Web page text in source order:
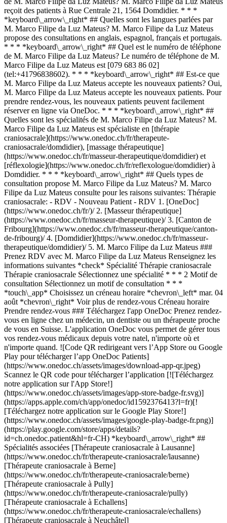
reçoit des patients à Rue Centrale 21, 1564 Domdidier. * * *
*keyboard\_arrow\_right* ## Quelles sont les langues parlées par
M. Marco Filipe da Luz Mateus? M. Marco Filipe da Luz Mateus
propose des consultations en anglais, espagnol, français et portugais.
* * * *keyboard\_arrow\_right* ## Quel est le numéro de téléphone
de M. Marco Filipe da Luz Mateus? Le numéro de téléphone de M.
Marco Filipe da Luz Mateus est [079 683 86 02]
(tel:+41796838602). * * * *keyboard\_arrow\_right* ## Est-ce que
M. Marco Filipe da Luz Mateus accepte les nouveaux patients? Oui,
M. Marco Filipe da Luz Mateus accepte les nouveaux patients. Pour
prendre rendez-vous, les nouveaux patients peuvent facilement
réserver en ligne via OneDoc. * * * *keyboard\_arrow\_right* ##
Quelles sont les spécialités de M. Marco Filipe da Luz Mateus? M.
Marco Filipe da Luz Mateus est spécialiste en [thérapie
craniosacrale](https://www.onedoc.ch/fr/therapeute-
craniosacrale/domdidier), [massage thérapeutique]
(https://www.onedoc.ch/fr/masseur-therapeutique/domdidier) et
[réflexologie](https://www.onedoc.ch/fr/reflexologue/domdidier) à
Domdidier. * * * *keyboard\_arrow\_right* ## Quels types de
consultation propose M. Marco Filipe da Luz Mateus? M. Marco
Filipe da Luz Mateus consulte pour les raisons suivantes: Thérapie
craniosacrale: - RDV - Nouveau Patient - RDV 1. [OneDoc](https://www.onedoc.ch/fr/)/ 2. [Masseur thérapeutique](https://www.onedoc.ch/fr/masseur-therapeutique)/ 3. [Canton de Fribourg](https://www.onedoc.ch/fr/masseur-therapeutique/canton-de-fribourg)/ 4. [Domdidier](https://www.onedoc.ch/fr/masseur-therapeutique/domdidier)/ 5. M. Marco Filipe da Luz Mateus ### Prenez RDV avec M. Marco Filipe da Luz Mateus Renseignez les informations suivantes *check* Spécialité Thérapie craniosacrale Thérapie craniosacrale Sélectionnez une spécialité * * * 2 Motif de consultation Sélectionnez un motif de consultation * * * *touch\_app* Choisissez un créneau horaire *chevron\_left* mar. 04 août *chevron\_right* Voir plus de rendez-vous Créneau horaire Prendre rendez-vous ### Téléchargez l'app OneDoc Prenez rendez-vous en ligne chez un médecin, un dentiste ou un thérapeute proche de vous en Suisse. L'application OneDoc vous permet de gérer tous vos rendez-vous médicaux depuis votre natel, n'importe où et n'importe quand. ![Code QR redirigeant vers l’App Store ou Google Play pour télécharger l’app OneDoc Patients](https://www.onedoc.ch/assets/images/download-app-qr.jpeg) Scannez le QR code pour télécharger l’application [![Téléchargez notre application sur l'App Store!](https://www.onedoc.ch/assets/images/app-store-badge-fr.svg)](https://apps.apple.com/ch/app/onedoc/id1592376413?l=fr)[![Téléchargez notre application sur le Google Play Store!](https://www.onedoc.ch/assets/images/google-play-badge-fr.png)](https://play.google.com/store/apps/details?id=ch.onedoc.patient&hl=fr-CH) *keyboard\_arrow\_right* ## Spécialités associées [Thérapeute craniosacrale à Lausanne](https://www.onedoc.ch/fr/therapeute-craniosacrale/lausanne)[Thérapeute craniosacrale à Berne](https://www.onedoc.ch/fr/therapeute-craniosacrale/berne)[Thérapeute craniosacrale à Pully](https://www.onedoc.ch/fr/therapeute-craniosacrale/pully)[Thérapeute craniosacrale à Echallens](https://www.onedoc.ch/fr/therapeute-craniosacrale/echallens)[Thérapeute craniosacrale à Neuchâtel](https://www.onedoc.ch/fr/therapeute-craniosacrale/neuchatel)[Thérapeute craniosacrale à Assens](https://www.onedoc.ch/fr/therapeute-craniosacrale/assens)[Thérapeute craniosacrale à Domdidier](https://www.onedoc.ch/fr/therapeute-craniosacrale/domdidier)[Masseur thérapeutique à Lausanne](https://www.onedoc.ch/fr/masseur-therapeutique/lausanne)[Masseur thérapeutique à Bulle](https://www.onedoc.ch/fr/masseur-therapeutique/bulle)[Masseur thérapeutique à Vevey](https://www.onedoc.ch/fr/masseur-therapeutique/vevey)[Masseur thérapeutique à Montreux](https://www.onedoc.ch/fr/masseur-therapeutique/montreux)[Masseur thérapeutique à Cossonay](https://www.onedoc.ch/fr/masseur-therapeutique/cossonay)[Masseur thérapeutique à Valbroye](https://www.onedoc.ch/fr/masseur-therapeutique/valbroye)[Masseur thérapeutique à Lutry](https://www.onedoc.ch/fr/masseur-therapeutique/lutry)[Masseur thérapeutique à La Tour-de-Peilz](https://www.onedoc.ch/fr/masseur-therapeutique/la-tour-de-peilz)[Masseur thérapeutique à Romont FR](https://www.onedoc.ch/fr/masseur-therapeutique/romont?state=FR)[Masseur thérapeutique à Estavayer](https://www.onedoc.ch/fr/masseur-therapeutique/estavayer)[Masseur thérapeutique à Epalinges](https://www.onedoc.ch/fr/masseur-therapeutique/epalinges)[Masseur thérapeutique à Neuchâtel](https://www.onedoc.ch/fr/masseur-therapeutique/neuchatel)[Masseur thérapeutique à Yverdon-les-Bains](https://www.onedoc.ch/fr/masseur-therapeutique/yverdon-les-bains)[Masseur thérapeutique à Payerne](https://www.onedoc.ch/fr/masseur-therapeutique/payerne) *keyboard\_arrow\_right* ## Recherches fréquentes [Physiothérapeute à Lausanne](https://www.onedoc.ch/fr/physiotherapeute/lausanne)[Psychologue à Lausanne](https://www.onedoc.ch/fr/psychologue/lausanne)[Masseur classique à Lausanne](https://www.onedoc.ch/fr/masseur-classique/lausanne)[Ostéopathe à Lausanne](https://www.onedoc.ch/fr/osteopathe/lausanne)[Médecin généraliste à Lausanne](https://www.onedoc.ch/fr/medecin-generaliste/lausanne)[Médecin généraliste à Berne](https://www.onedoc.ch/fr/medecin-generaliste/berne)[Gynécologue obstétricien à Berne](https://www.onedoc.ch/fr/gynecologue-obstetricien/berne)[Thérapeute en drainage lymphatique à Lausanne](https://www.onedoc.ch/fr/therapeute-en-drainage-lymphatique/lausanne)[Physiothérapeute à Berne](https://www.onedoc.ch/fr/physiotherapeute/berne)[Réflexologue à Lausanne](https://www.onedoc.ch/fr/reflexologue/lausanne)[Médecin-dentiste à Lausanne](https://www.onedoc.ch/fr/medecin-dentiste/lausanne)[Ophtalmologue à Lausanne](https://www.onedoc.ch/fr/ophtalmologue/lausanne)[Ophtalmologue à Berne](https://www.onedoc.ch/fr/ophtalmologue/berne)[Acupuncteur à Lausanne](https://www.onedoc.ch/fr/acupuncteur/lausanne)[Masseur thérapeutique à Lausanne](https://www.onedoc.ch/fr/masseur-therapeutique/lausanne)[Thérapeute en hypnose à Lausanne](https://www.onedoc.ch/fr/therapeute-en-hypnose/lausanne)[Spécialiste en médecine interne générale à Berne](https://www.onedoc.ch/fr/specialiste-en-medecine-interne-generale/berne)[Thérapeute en nutrition MCO à Lausanne](https://www.onedoc.ch/fr/therapeute-en-nutrition-mco/lausanne)[Ostéopathe à Fribourg](https://www.onedoc.ch/fr/osteopathe/fribourg)[Gynécologue obstétricien à Lausanne](https://www.onedoc.ch/fr/gynecologue-obstetricien/lausanne)[Naturopathe MCO/TEN à Lausanne](https://www.onedoc.ch/fr/naturopathe-mco-ten/lausanne) *keyboard\_arrow\_right* ## Annuaire des professionnels de santé suisses [Liste des praticiens](https://www.onedoc.ch/fr/annuaire) [A](https://www.onedoc.ch/fr/annuaire/A) [B](https://www.onedoc.ch/fr/annuaire/B) [C](https://www.onedoc.ch/fr/annuaire/C) [D](https://www.onedoc.ch/fr/annuaire/D) [E](https://www.onedoc.ch/fr/annuaire/E) [F](https://www.onedoc.ch/fr/annuaire/F) [G](https://www.onedoc.ch/fr/annuaire/G) [H](https://www.onedoc.ch/fr/annuaire/H) [I](https://www.onedoc.ch/fr/annuaire/I) [J](https://www.onedoc.ch/fr/annuaire/J) [K](https://www.onedoc.ch/fr/annuaire/K) [L](https://www.onedoc.ch/fr/annuaire/L) [M](https://www.onedoc.ch/fr/annuaire/M) [N](https://www.onedoc.ch/fr/annuaire/N) [O](https://www.onedoc.ch/fr/annuaire/O) [P](https://www.onedoc.ch/fr/annuaire/P) [Q](https://www.onedoc.ch/fr/annuaire/Q) [R](https://www.onedoc.ch/fr/annuaire/R) [S](https://www.onedoc.ch/fr/annuaire/S) [T](https://www.onedoc.ch/fr/annuaire/T) [U](https://www.onedoc.ch/fr/annuaire/U) [V](https://www.onedoc.ch/fr/annuaire/V) [W](https://www.onedoc.ch/fr/annuaire/W) [X](https://www.onedoc.ch/fr/annuaire/X) [Y](https://www.onedoc.ch/fr/annuaire/Y) [Z](https://www.onedoc.ch/fr/annuaire/Z) ## OneDoc [Pour les professionnels de santé](https://info.onedoc.ch/fr/) [À propos de nous](https://info.onedoc.ch/fr/raison-d-etre/) [Presse](https://info.onedoc.ch/fr/presse/) [Carrières](https://career.onedoc.ch/fr) [Centre de confidentialité](https://privacy.onedoc.ch/fr/) [Gestion des cookies](javascript:Didomi.preferences.show%28%29) [Centre d'aide](https://help.onedoc.ch/fr/) ## Langues [Deutsch](https://www.onedoc.ch/de/masseur-therapeutische-massage/domdidier/pxki/marco-filipe-da-luz-mateus) [Français](https://www.onedoc.ch/fr/masseur-therapeutique/domdidier/pxki/marco-filipe-da-luz-mateus) [Italiano](https://www.onedoc.ch/it/massaggiatore-terapeutico/domdidier/pxki/marco-filipe-da-luz-mateus) [English](https://www.onedoc.ch/en/therapeutic-massage-therapist/domdidier/pxki/marco-filipe-da-luz-mateus) ## Spécialités associées [Thérapie craniosacrale à Lausanne](https://www.onedoc.ch/fr/therapeute-craniosacrale/lausanne) [Thérapie craniosacrale à Berne](https://www.onedoc.ch/fr/therapeute-craniosacrale/berne) [Thérapie craniosacrale à Pully](https://www.onedoc.ch/fr/therapeute-craniosacrale/pully) [Thérapie craniosacrale à Echallens](https://www.onedoc.ch/fr/therapeute-craniosacrale/echallens) [Thérapie craniosacrale à Neuchâtel](https://www.onedoc.ch/fr/therapeute-craniosacrale/neuchatel) [Thérapie craniosacrale à Assens](https://www.onedoc.ch/fr/therapeute-craniosacrale/assens) [Thérapie craniosacrale à Domdidier](https://www.onedoc.ch/fr/therapeute-craniosacrale/domdidier) [Massage thérapeutique à Lausanne](https://www.onedoc.ch/fr/masseur-therapeutique/lausanne) [Massage thérapeutique à Bulle](https://www.onedoc.ch/fr/masseur-therapeutique/bulle) [Massage thérapeutique à Vevey](https://www.onedoc.ch/fr/masseur-therapeutique/vevey) [Massage thérapeutique à Montreux](https://www.onedoc.ch/fr/masseur-therapeutique/montreux) [Massage thérapeutique à Cossonay](https://www.onedoc.ch/fr/masseur-therapeutique/cossonay) [Massage thérapeutique à Valbroye](https://www.onedoc.ch/fr/masseur-therapeutique/valbroye) [Massage thérapeutique à Lutry](https://www.onedoc.ch/fr/masseur-therapeutique/lutry) [Massage thérapeutique à La Tour-de-Peilz](https://www.onedoc.ch/fr/masseur-therapeutique/la-tour-de-peilz) [Massage thérapeutique à Romont FR](https://www.onedoc.ch/fr/masseur-therapeutique/romont?state=FR) [Massage thérapeutique à Estavayer](https://www.onedoc.ch/fr/masseur-therapeutique/estavayer) [Massage thérapeutique à Epalinges](https://www.onedoc.ch/fr/masseur-therapeutique/epalinges) [Massage thérapeutique à Neuchâtel](https://www.onedoc.ch/fr/masseur-therapeutique/neuchatel) [Massage thérapeutique à Yverdon-les-Bains](https://www.onedoc.ch/fr/masseur-therapeutique/yverdon-les-bains) [Massage thérapeutique à Payerne](https://www.onedoc.ch/fr/masseur-therapeutique/payerne) ## Recherches fréquentes [Physiothérapeute à Lausanne](https://www.onedoc.ch/fr/physiotherapeute/lausanne) [Psychologue à Lausanne](https://www.onedoc.ch/fr/psychologue/lausanne) [Massage classique à Lausanne](https://www.onedoc.ch/fr/masseur-classique/lausanne) [Ostéopathe à Lausanne](https://www.onedoc.ch/fr/osteopathe/lausanne) [Médecin généraliste à Lausanne](https://www.onedoc.ch/fr/medecin-generaliste/lausanne) [Médecin généraliste à Berne](https://www.onedoc.ch/fr/m